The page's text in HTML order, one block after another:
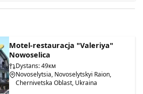
Motel-restauracja "Valeriya"
Nowoselica
Dystans: 49км
Novoselytsia, Novoselytskyi Raion,
Chernivetska Oblast, Ukraina